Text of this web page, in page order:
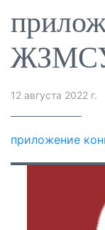
12 августа 2022 г.
приложение